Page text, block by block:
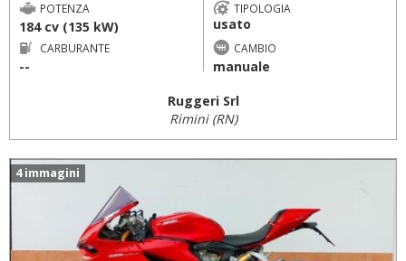
POTENZA
184 cv (135 kW)
TIPOLOGIA
usato
CARBURANTE
--
CAMBIO
manuale
Ruggeri Srl
Rimini (RN)
4 immagini